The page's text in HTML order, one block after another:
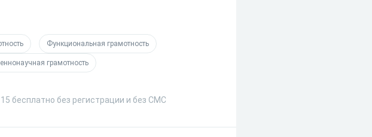
Функциональная грамотность
грамотность
бесплатно без регистрации и без СМС